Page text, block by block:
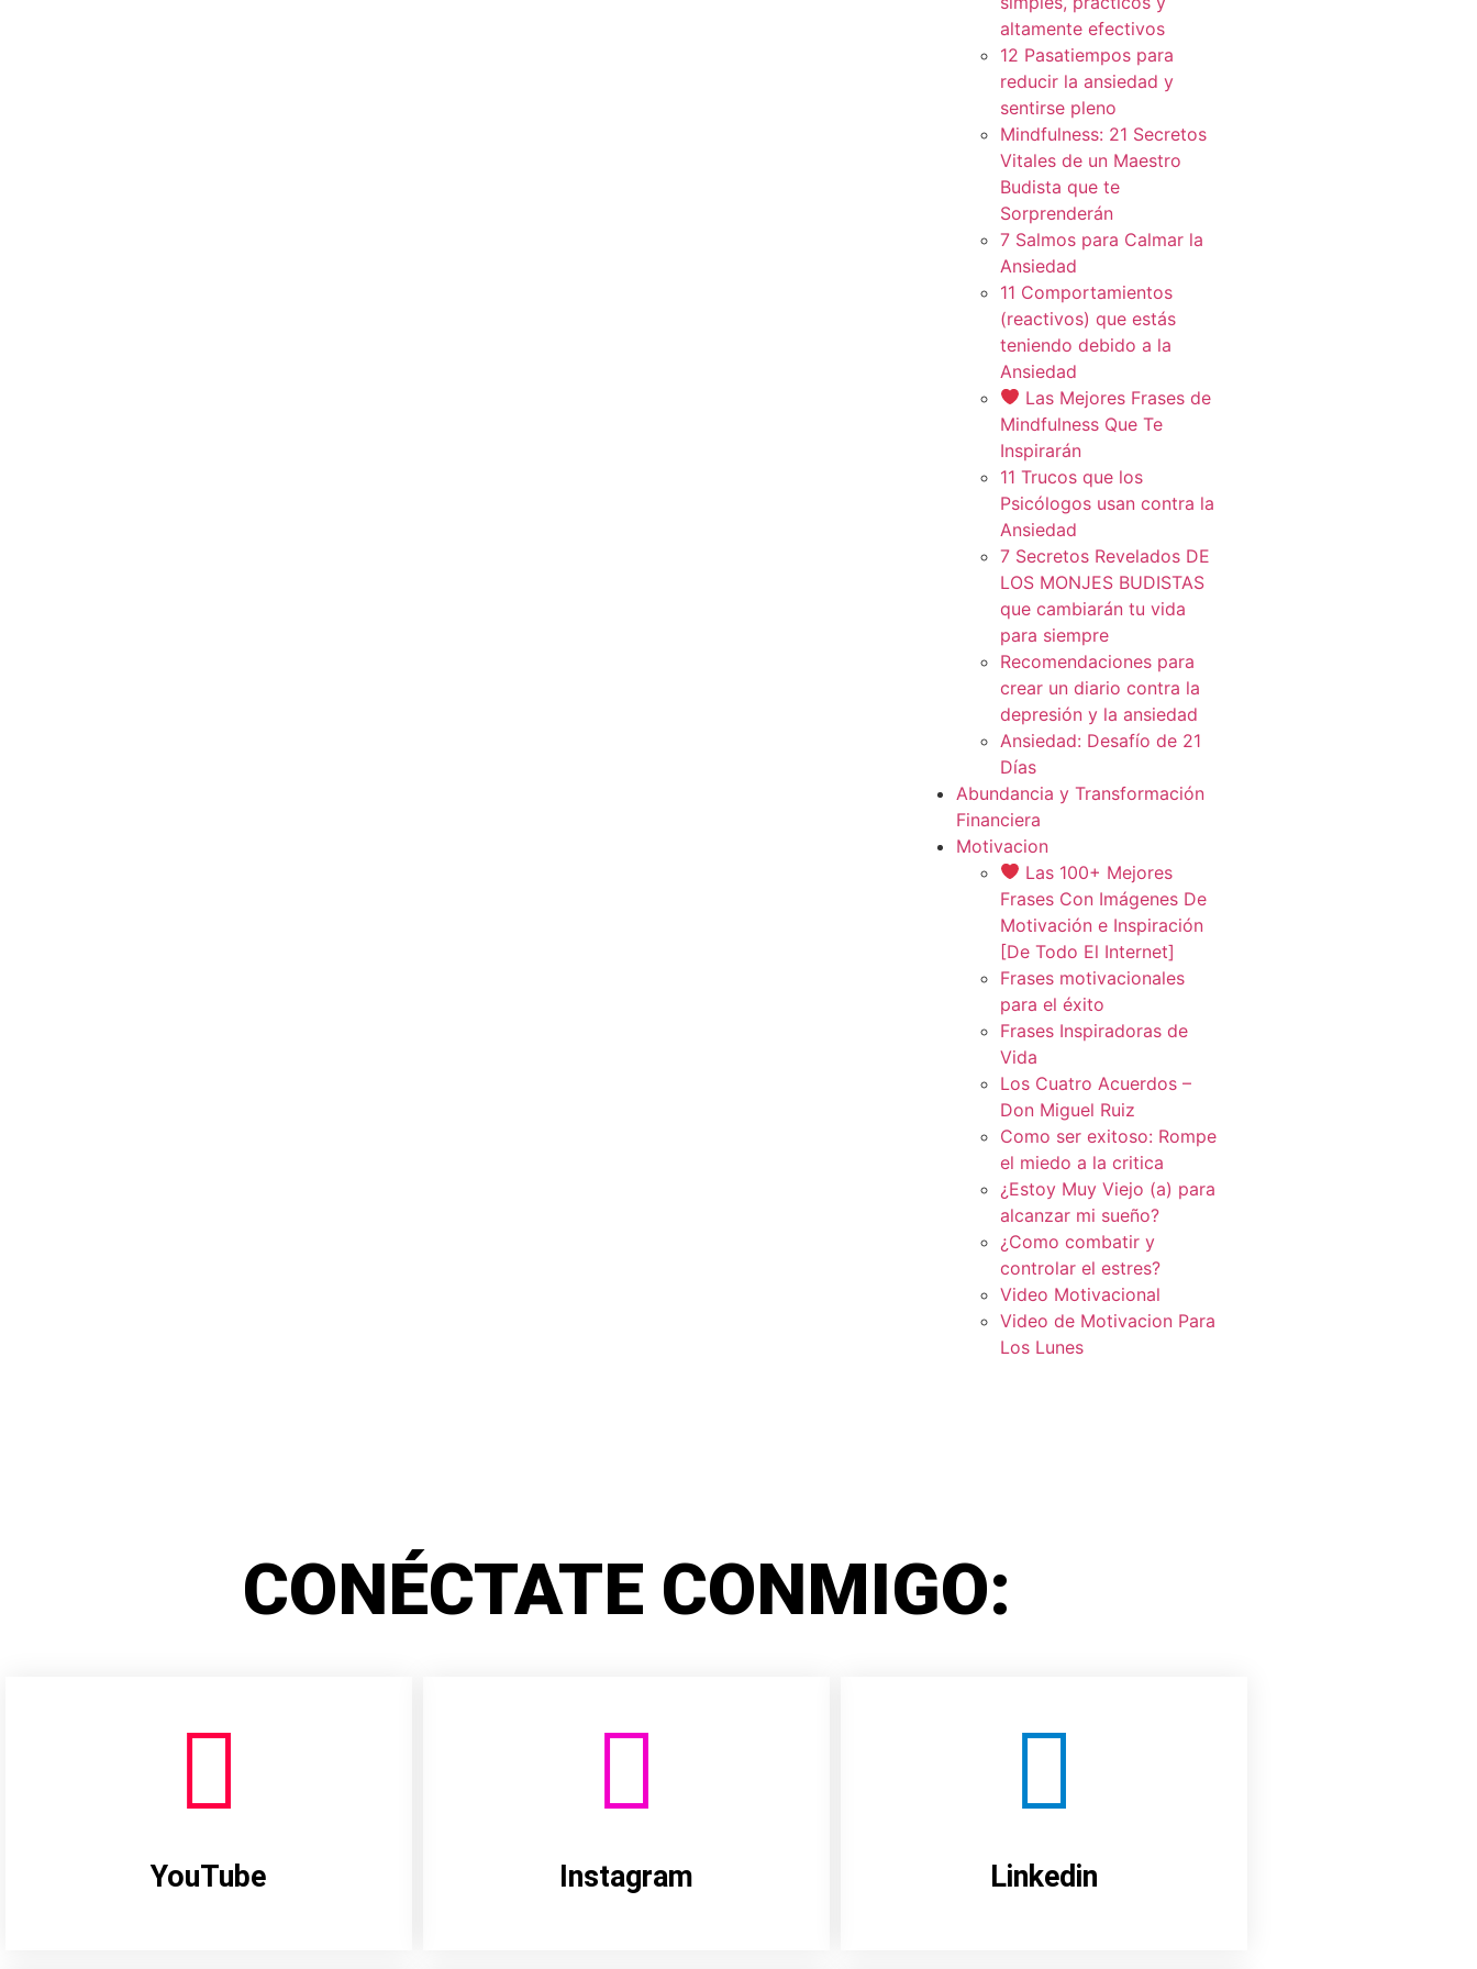
altamente efectivos
12 Pasatiempos para
reducir la ansiedad y
sentirse pleno
Mindfulness: 21 Secretos
Vitales de un Maestro
Budista que te
Sorprenderán
7 Salmos para Calmar la
Ansiedad
11 Comportamientos
(reactivos) que estás
teniendo debido a la
Ansiedad
Las Mejores Frases de
Mindfulness Que Te
Inspirarán
11 Trucos que los
Psicólogos usan contra la
Ansiedad
7 Secretos Revelados DE
LOS MONJES BUDISTAS
que cambiarán tu vida
para siempre
Recomendaciones para
crear un diario contra la
depresión y la ansiedad
Ansiedad: Desafío de 21
Días
Abundancia y Transformación
Financiera
Motivacion
Las 100+ Mejores
Frases Con Imágenes De
Motivación e Inspiración
[De Todo El Internet]
Frases motivacionales
para el éxito
Frases Inspiradoras de
Vida
Los Cuatro Acuerdos –
Don Miguel Ruiz
Como ser exitoso: Rompe
el miedo a la critica
¿Estoy Muy Viejo (a) para
alcanzar mi sueño?
¿Como combatir y
controlar el estres?
Video Motivacional
Video de Motivacion Para
Los Lunes
CONÉCTATE CONMIGO:
YouTube Instagram Linkedin